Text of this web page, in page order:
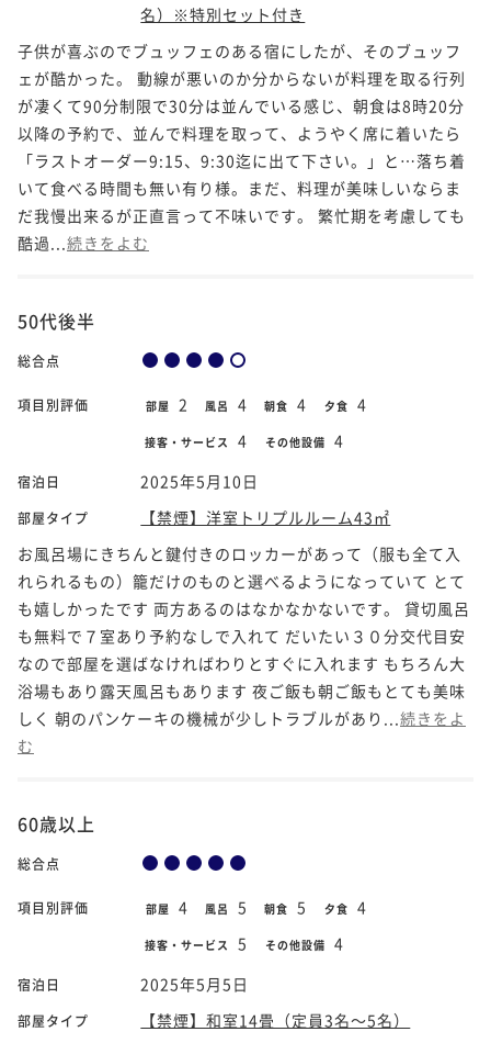
名）※特別セット付き
子供が喜ぶのでブュッフェのある宿にしたが、そのブュッフ
ェが酷かった。 動線が悪いのか分からないが料理を取る行列
が凄くて90分制限で30分は並んでいる感じ、朝食は8時20分
以降の予約で、並んで料理を取って、ようやく席に着いたら
「ラストオーダー9:15、9:30迄に出て下さい。」と…落ち着
いて食べる時間も無い有り様。まだ、料理が美味しいならま
だ我慢出来るが正直言って不味いです。 繁忙期を考慮しても
酷過... 続きをよむ
50代後半
総合点
項目別評価 部屋 2 風呂 4 朝食 4 夕食 4
接客・サービス 4 その他設備 4
宿泊日 2025年5月10日
部屋タイプ
【禁煙】洋室トリプルルーム43㎡
お風呂場にきちんと鍵付きのロッカーがあって（服も全て入
れられるもの）籠だけのものと選べるようになっていて とて
も嬉しかったです 両方あるのはなかなかないです。 貸切風呂
も無料で７室あり予約なしで入れて だいたい３０分交代目安
なので部屋を選ばなければわりとすぐに入れます もちろん大
浴場もあり露天風呂もあります 夜ご飯も朝ご飯もとても美味
しく 朝のパンケーキの機械が少しトラブルがあり... 続きをよ
む
60歳以上
総合点
項目別評価 部屋 4 風呂 5 朝食 5 夕食 4
接客・サービス 5 その他設備 4
宿泊日 2025年5月5日
部屋タイプ
【禁煙】和室14畳（定員3名～5名）